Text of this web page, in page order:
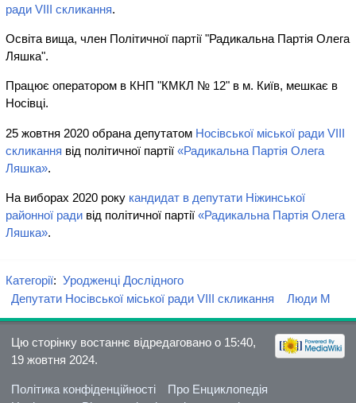
ради VIII скликання.
Освіта вища, член Політичної партії "Радикальна Партія Олега
Ляшка".
Працює оператором в КНП "КМКЛ № 12" в м. Київ, мешкає в
Носівці.
25 жовтня 2020 обрана депутатом Носівської міської ради VIII
скликання від політичної партії «Радикальна Партія Олега
Ляшка».
На виборах 2020 року кандидат в депутати Ніжинської
районної радивід політичної партії «Радикальна Партія Олега
Ляшка».
Категорії: Уродженці Дослідного
Депутати Носівської міської ради VIII скликання
Люди М
Цю сторінку востаннє відредаговано о 15:40,
19 жовтня 2024.
Політика конфіденційності
Про Енциклопедія